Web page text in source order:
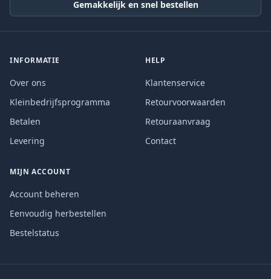
Gemakkelijk en snel bestellen
INFORMATIE
Over ons
Kleinbedrijfsprogramma
Betalen
Levering
HELP
Klantenservice
Retourvoorwaarden
Retouraanvraag
Contact
MIJN ACCOUNT
Account beheren
Eenvoudig herbestellen
Bestelstatus